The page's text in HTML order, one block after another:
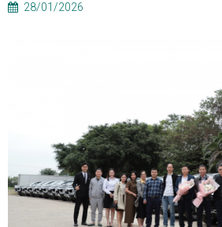
28/01/2026